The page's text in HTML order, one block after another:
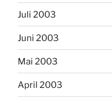
Juli 2003
Juni 2003
Mai 2003
April 2003